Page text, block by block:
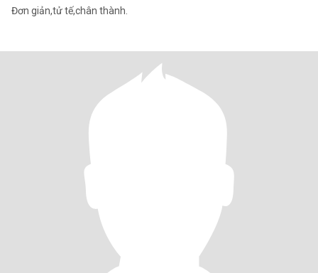
Đơn giản,tử tế,chân thành.